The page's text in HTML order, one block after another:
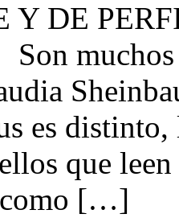
Y DE
muchos
es
que
como […]